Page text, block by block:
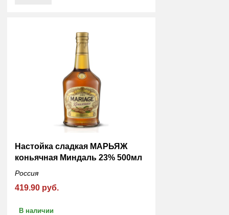
Настойка сладкая МАРЬЯЖ
коньячная Миндаль 23% 500мл
Россия
419.90 руб.
В наличии